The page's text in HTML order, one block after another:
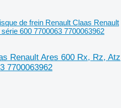
de frein Renault Claas Renault
600 7700063 7700063962
Renault Ares 600 Rx, Rz, Atz
7700063962